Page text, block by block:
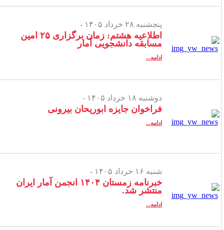
پنجشنبه ۲۸ خرداد ۱۴۰۵ -
اطلاعیه هشتم: زمان برگزاری ۲۵ امین
مسابقه دانشجویی آمار
ادامه...
دوشنبه ۱۸ خرداد ۱۴۰۵ -
فراخوان جایزه ابوریحان بیرونی
ادامه...
شنبه ۱۶ خرداد ۱۴۰۵ -
خبرنامه زمستان ۱۴۰۴ انجمن آمار ایران
منتشر شد.
ادامه...